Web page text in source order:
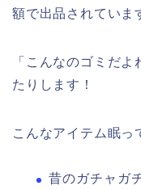
額で出品されていま
「こんなのゴミだ
たりします！
こんなアイテム眠っ
昔のガチャガ